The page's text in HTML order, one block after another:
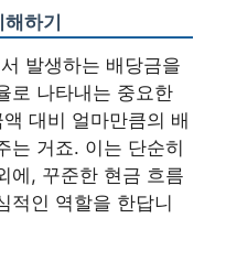
하기
발생하는 배당금을
로 나타내는 중요한
대비 얼마만큼의 배
는 거죠. 이는 단순히
에, 꾸준한 현금 흐름
적인 역할을 한답니